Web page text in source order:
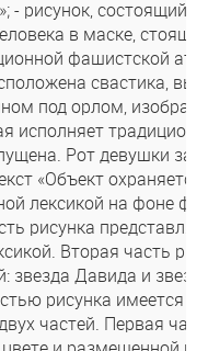
- рисунок, состоящий
в маске,
фашистской
свастика,
под орлом,
исполняет
Рот девушки
«Объект
лексикой на фоне
рисунка
Вторая часть
звезда Давида и
рисунка имеется
частей. Первая